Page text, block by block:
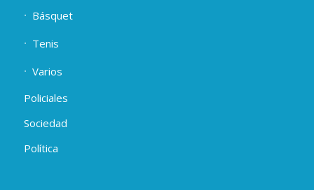
Básquet
Tenis
Varios
Policiales
Sociedad
Política